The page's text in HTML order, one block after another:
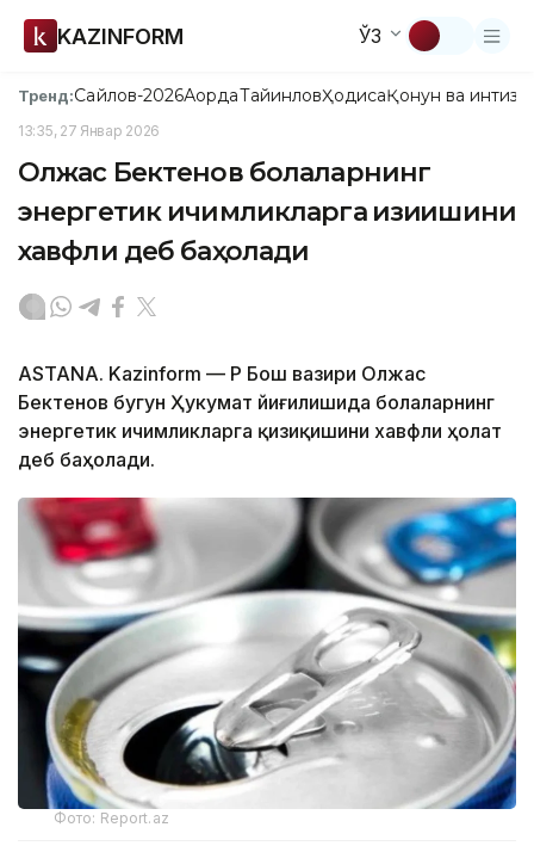
KAZINFORM ЎЗ
Тренд:Сайлов-2026АқордаТайинловҲодисаҚонун ва
13:35, 27 Январ 2026
Олжас Бектенов болаларнинг
энергетик ичимликларга қизиқишини
хавфли деб баҳолади
ASTANA. Kazinform — ҚР Бош вазири Олжас
Бектенов бугун Ҳукумат йиғилишида болаларнинг
энергетик ичимликларга қизиқишини хавфли ҳолат
деб баҳолади.
Фото: Report.az